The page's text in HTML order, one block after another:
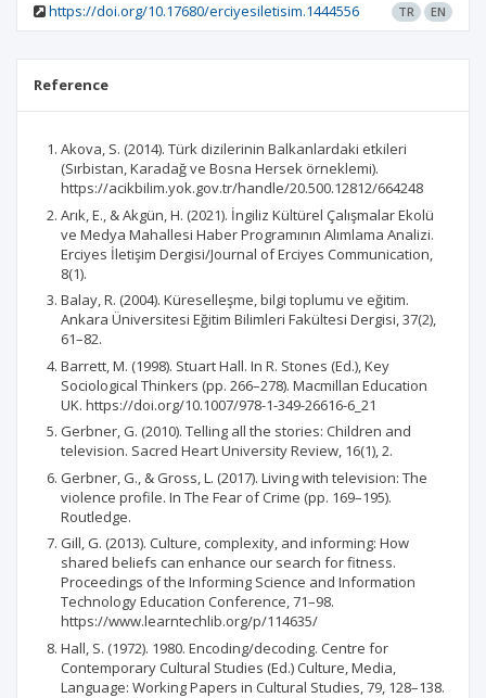
https://doi.org/10.17680/erciyesiletisim.1444556 TR EN
Reference
Akova, S. (2014). Türk dizilerinin Balkanlardaki etkileri
(Sırbistan, Karadağ ve Bosna Hersek örneklemi).
https://acikbilim.yok.gov.tr/handle/20.500.12812/664248
Arık, E., & Akgün, H. (2021). İngiliz Kültürel Çalışmalar Ekolü
ve Medya Mahallesi Haber Programının Alımlama Analizi.
Erciyes İletişim Dergisi/Journal of Erciyes Communication,
8(1).
Balay, R. (2004). Küreselleşme, bilgi toplumu ve eğitim.
Ankara Üniversitesi Eğitim Bilimleri Fakültesi Dergisi, 37(2),
61–82.
Barrett, M. (1998). Stuart Hall. In R. Stones (Ed.), Key
Sociological Thinkers (pp. 266–278). Macmillan Education
UK. https://doi.org/10.1007/978-1-349-26616-6_21
Gerbner, G. (2010). Telling all the stories: Children and
television. Sacred Heart University Review, 16(1), 2.
Gerbner, G., & Gross, L. (2017). Living with television: The
violence profile. In The Fear of Crime (pp. 169–195).
Routledge.
Gill, G. (2013). Culture, complexity, and informing: How
shared beliefs can enhance our search for fitness.
Proceedings of the Informing Science and Information
Technology Education Conference, 71–98.
https://www.learntechlib.org/p/114635/
Hall, S. (1972). 1980. Encoding/decoding. Centre for
Contemporary Cultural Studies (Ed.) Culture, Media,
Language: Working Papers in Cultural Studies, 79, 128–138.